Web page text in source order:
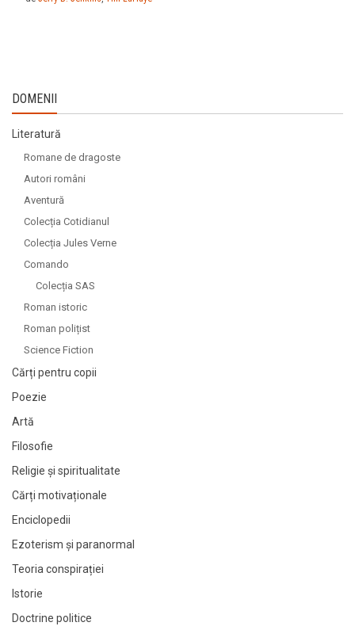
DOMENII
Literatură
Romane de dragoste
Autori români
Aventură
Colecția Cotidianul
Colecția Jules Verne
Comando
Colecția SAS
Roman istoric
Roman polițist
Science Fiction
Cărți pentru copii
Poezie
Artă
Filosofie
Religie și spiritualitate
Cărți motivaționale
Enciclopedii
Ezoterism și paranormal
Teoria conspirației
Istorie
Doctrine politice